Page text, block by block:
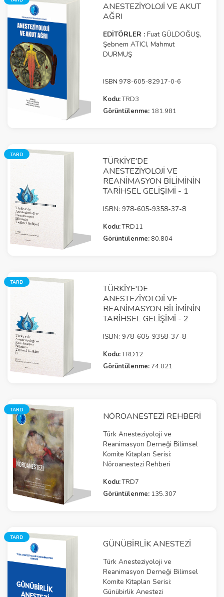
ANESTEZIYOLOJI VE AKUT
AĞRI
EDİTÖRLER :Fuat GÜLDOĞUŞ,
Şebnem ATICI, Mahmut
DURMUŞ
ISBN 978-605-82917-0-6
Kodu:TRD3
Görüntülenme: 181.981
TARD
TÜRKIYE'DE
ANESTEZIYOLOJI VE
REANIMASYON BILIMININ
TARIHSEL GELIŞIMI - 1
ISBN: 978-605-9358-37-8
Kodu:TRD11
Görüntülenme: 80.804
TARD
TÜRKIYE'DE
ANESTEZIYOLOJI VE
REANIMASYON BILIMININ
TARIHSEL GELIŞIMI - 2
ISBN: 978-605-9358-37-8
Kodu:TRD12
Görüntülenme: 74.021
TARD
NÖROANESTEZİ REHBERİ
Türk Anesteziyoloji ve
Reanimasyon Derneği Bilimsel
Komite Kitapları Serisi:
Nöroanestezi Rehberi
Kodu:TRD7
Görüntülenme: 135.307
TARD
GÜNÜBİRLİK ANESTEZİ
Türk Anesteziyoloji ve
Reanimasyon Derneği Bilimsel
Komite Kitapları Serisi:
Günübirlik Anestezi